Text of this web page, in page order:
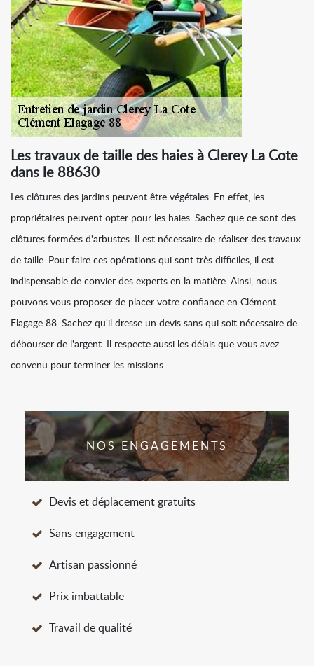
Les travaux de taille des haies à Clerey La Cote
dans le 88630
Les clôtures des jardins peuvent être végétales. En effet, les
propriétaires peuvent opter pour les haies. Sachez que ce sont des
clôtures formées d'arbustes. Il est nécessaire de réaliser des travaux
de taille. Pour faire ces opérations qui sont très difficiles, il est
indispensable de convier des experts en la matière. Ainsi, nous
pouvons vous proposer de placer votre confiance en Clément
Elagage 88. Sachez qu'il dresse un devis sans qui soit nécessaire de
débourser de l'argent. Il respecte aussi les délais que vous avez
convenu pour terminer les missions.
NOS ENGAGEMENTS
Devis et déplacement gratuits
Sans engagement
Artisan passionné
Prix imbattable
Travail de qualité